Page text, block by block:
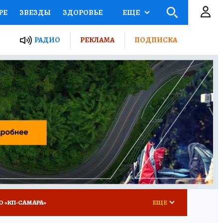
ЗВЕЗДЫ ЗДОРОВЬЕ
ПРОЕКТЫ РОССИИ
ПУТЕВОДИТЕЛЬ
ТУРИЗМ
ВСЕ О КП РАДИО КП
ЕЩЕ
РАДИО РЕКЛАМА ПОДПИСКА
«КП-САМАРА» ЕЩЕ